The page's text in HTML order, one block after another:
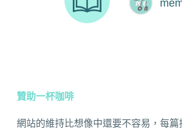
贊助一杯咖啡
網站的維持比想像中還要不容易，每篇